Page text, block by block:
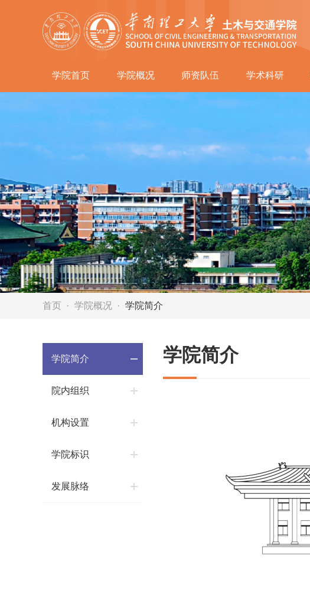
学院首页 学院概况 师资队伍 学术科研
首页 学院概况 学院简介
学院简介
院内组织
机构设置
学院标识
发展脉络
学院简介